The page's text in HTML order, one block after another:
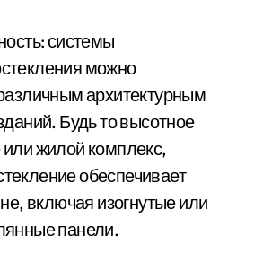
системы
можно
архитектурным
Будь то высотное
жилой комплекс,
обеспечивает
включая изогнутые или
панели.